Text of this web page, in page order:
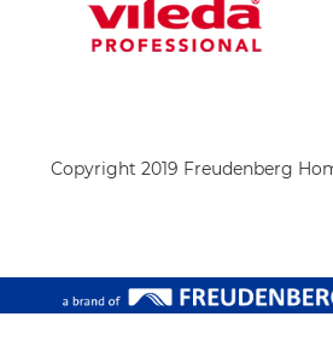
Copyright 2019 Freudenberg